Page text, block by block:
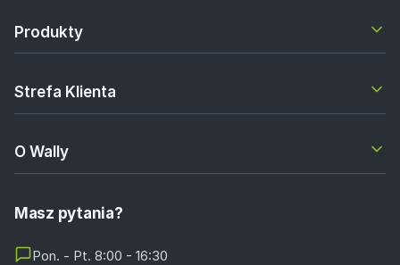
Produkty
Strefa Klienta
O Wally
Masz pytania?
Pon. - Pt. 8:00 - 16:30